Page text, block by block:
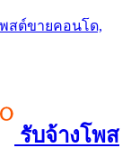
สต์ขายคอนโด,
รับจ้างโพส